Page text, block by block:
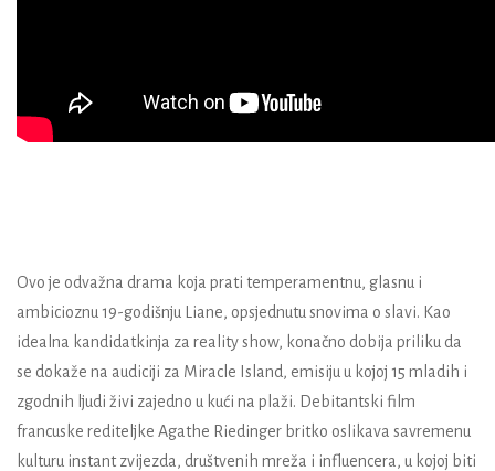
Ovo je odvažna drama koja prati temperamentnu, glasnu i
ambicioznu 19-godišnju Liane, opsjednutu snovima o slavi. Kao
idealna kandidatkinja za reality show, konačno dobija priliku da
se dokaže na audiciji za Miracle Island, emisiju u kojoj 15 mladih i
zgodnih ljudi živi zajedno u kući na plaži. Debitantski film
francuske rediteljke Agathe Riedinger britko oslikava savremenu
kulturu instant zvijezda, društvenih mreža i influencera, u kojoj biti